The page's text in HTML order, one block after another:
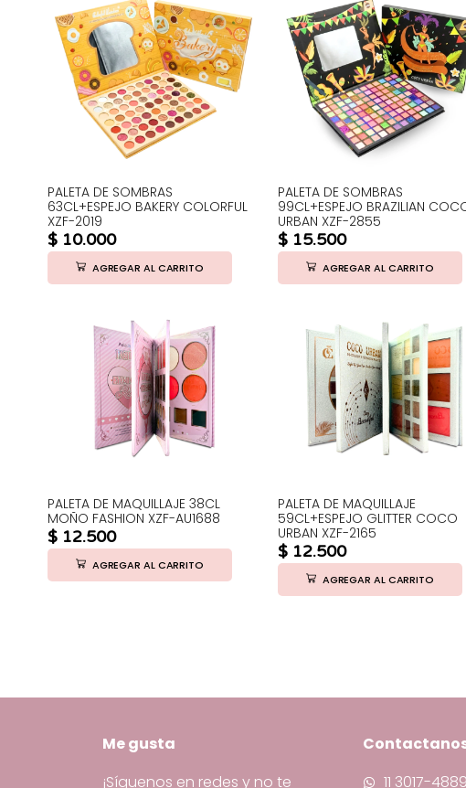
PALETA DE SOMBRAS
63CL+ESPEJO BAKERY COLORFUL
XZF-2019
$ 10.000
AGREGAR AL CARRITO
PALETA DE SOMBRAS
99CL+ESPEJO BRAZILIAN
URBAN XZF-2855
$ 15.500
AGREGAR AL CARRITO
PALETA DE MAQUILLAJE 38CL
MOÑO FASHION XZF-AU1688
$ 12.500
AGREGAR AL CARRITO
PALETA DE MAQUILLAJE
59CL+ESPEJO GLITTER COCO
URBAN XZF-2165
$ 12.500
AGREGAR AL CARRITO
Me gusta
¡Síguenos en redes y no te
11 3017-4889